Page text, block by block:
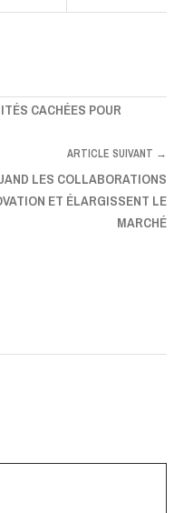
CACHÉES POUR
ARTICLE SUIVANT →
LES COLLABORATIONS
ET ÉLARGISSENT LE
MARCHÉ